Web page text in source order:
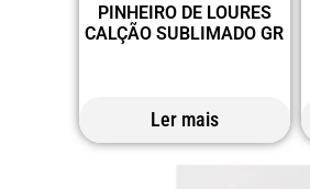
PINHEIRO DE LOURES
CALÇÃO SUBLIMADO GR
Ler mais